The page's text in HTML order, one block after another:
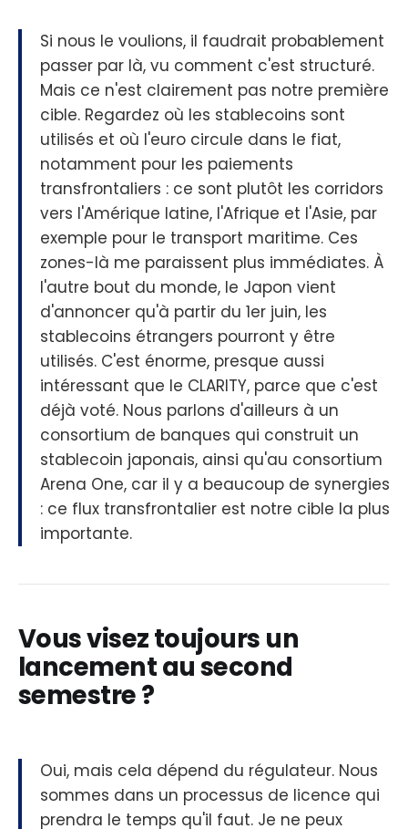
Si nous le voulions, il faudrait probablement
passer par là, vu comment c'est structuré.
Mais ce n'est clairement pas notre première
cible. Regardez où les stablecoins sont
utilisés et où l'euro circule dans le fiat,
notamment pour les paiements
transfrontaliers : ce sont plutôt les corridors
vers l'Amérique latine, l'Afrique et l'Asie, par
exemple pour le transport maritime. Ces
zones-là me paraissent plus immédiates. À
l'autre bout du monde, le Japon vient
d'annoncer qu'à partir du 1er juin, les
stablecoins étrangers pourront y être
utilisés. C'est énorme, presque aussi
intéressant que le CLARITY, parce que c'est
déjà voté. Nous parlons d'ailleurs à un
consortium de banques qui construit un
stablecoin japonais, ainsi qu'au consortium
Arena One, car il y a beaucoup de synergies
: ce flux transfrontalier est notre cible la plus
importante.
Vous visez toujours un
lancement au second
semestre ?
Oui, mais cela dépend du régulateur. Nous
sommes dans un processus de licence qui
prendra le temps qu'il faut. Je ne peux